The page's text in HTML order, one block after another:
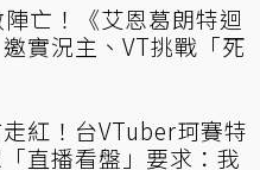
亡！《艾恩葛朗特迴
實況主、VT挑戰「死
紅！台VTuber珂賽特
直播看盤」要求：我